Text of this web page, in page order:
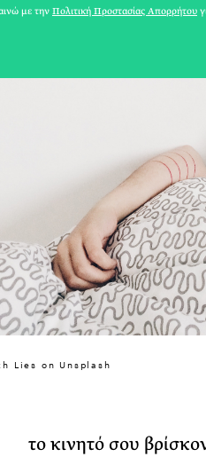
Lies on Unsplash
το κινητό σου
με τηνΠολιτική Προστασίας Απορρήτου